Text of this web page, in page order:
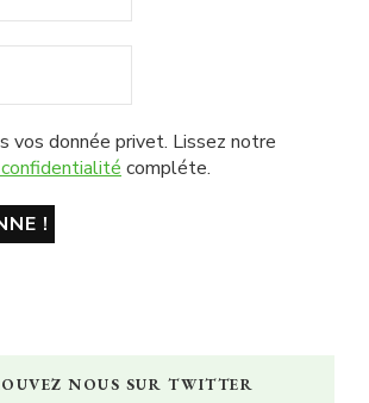
vos donnée privet. Lissez notre
compléte.
NOUS SUR TWITTER